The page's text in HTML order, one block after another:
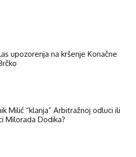
upozorenja na kršenje Konačne
Milić “klanja” Arbitražnoj odluci ili
Milorada Dodika?